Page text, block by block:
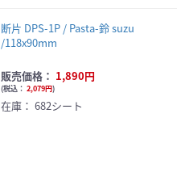
断片 DPS-1P / Pasta-鈴 suzu
/118x90mm
販売価格： 1,890円
(税込： 2,079円)
在庫： 682シート